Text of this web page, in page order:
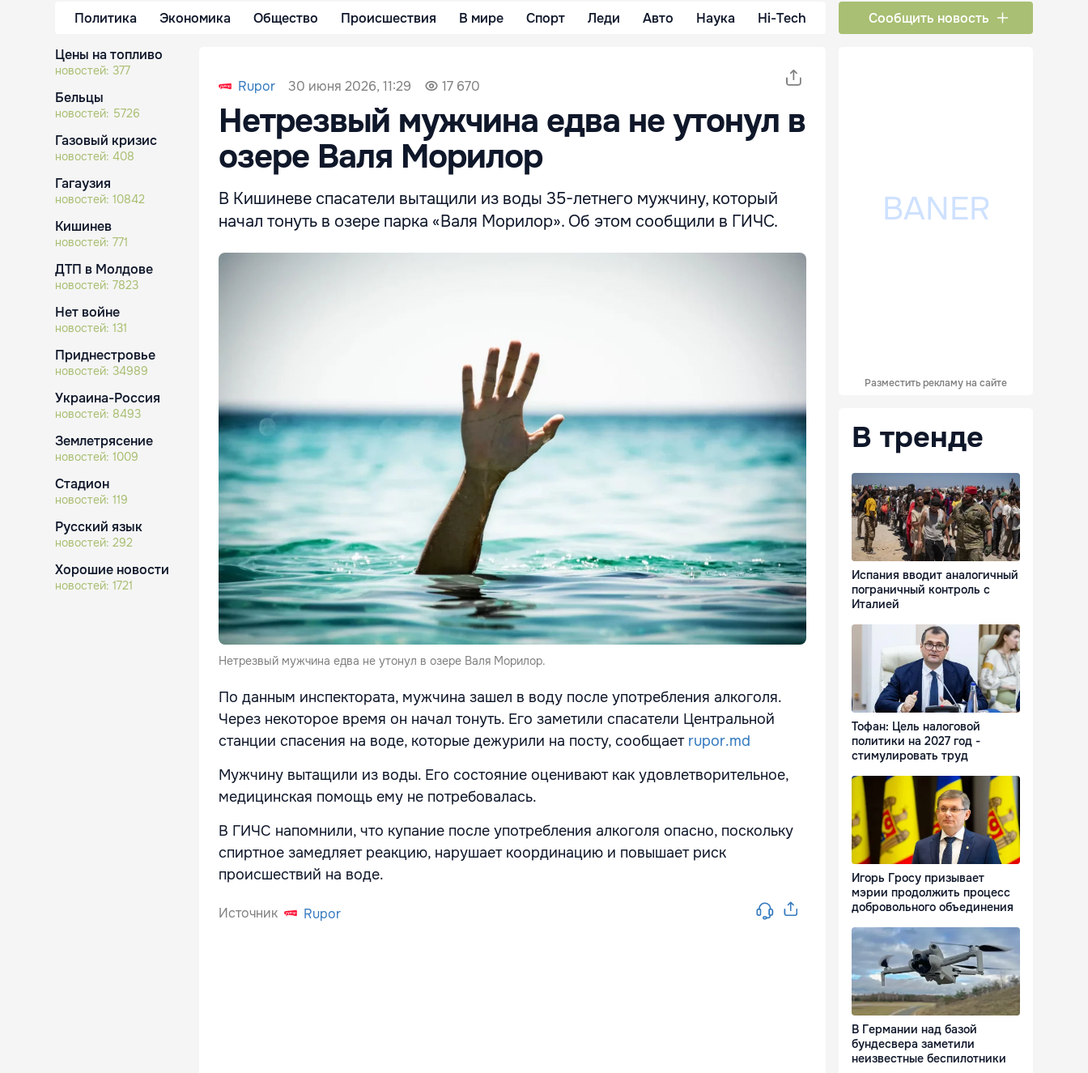
Политика Экономика Общество Происшествия В мире Спорт Леди Авто Наука Hi-Tech Сообщить новость
Цены на топливо
новостей: 377
Бельцы
новостей: 5726
Газовый кризис
новостей: 408
Гагаузия
новостей: 10842
Кишинев
новостей: 771
ДТП в Молдове
новостей: 7823
Нет войне
новостей: 131
Приднестровье
новостей: 34989
Украина-Россия
новостей: 8493
Землетрясение
новостей: 1009
Стадион
новостей: 119
Русский язык
новостей: 292
Хорошие новости
новостей: 1721
Rupor 30 июня 2026, 11:29 17 670
Нетрезвый мужчина едва не утонул в
озере Валя Морилор
В Кишиневе спасатели вытащили из воды 35-летнего мужчину, который
начал тонуть в озере парка «Валя Морилор». Об этом сообщили в ГИЧС.
Нетрезвый мужчина едва не утонул в озере Валя Морилор.
По данным инспектората, мужчина зашел в воду после употребления алкоголя.
Через некоторое время он начал тонуть. Его заметили спасатели Центральной
станции спасения на воде, которые дежурили на посту, сообщает rupor.md
Мужчину вытащили из воды. Его состояние оценивают как удовлетворительное,
медицинская помощь ему не потребовалась.
В ГИЧС напомнили, что купание после употребления алкоголя опасно, поскольку
спиртное замедляет реакцию, нарушает координацию и повышает риск
происшествий на воде.
Источник Rupor
Разместить рекламу на сайте
В тренде
Испания вводит аналогичный
пограничный контроль с
Италией
Тофан: Цель налоговой
политики на 2027 год -
стимулировать труд
Игорь Гросу призывает
мэрии продолжить процесс
добровольного объединения
В Германии над базой
бундесвера заметили
неизвестные беспилотники